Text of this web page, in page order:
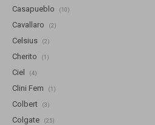
Casapueblo (10)
Cavallaro (2)
Celsius (2)
Cherito (1)
Ciel (4)
Clini Fem (1)
Colbert (3)
Colgate (25)